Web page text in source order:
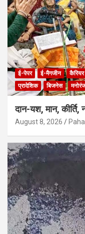
ई-पेपर ई-मैगजीन कैरियर
प्रादेशिक
बिजनेस
दान-यश, मान,
August 8, 2026